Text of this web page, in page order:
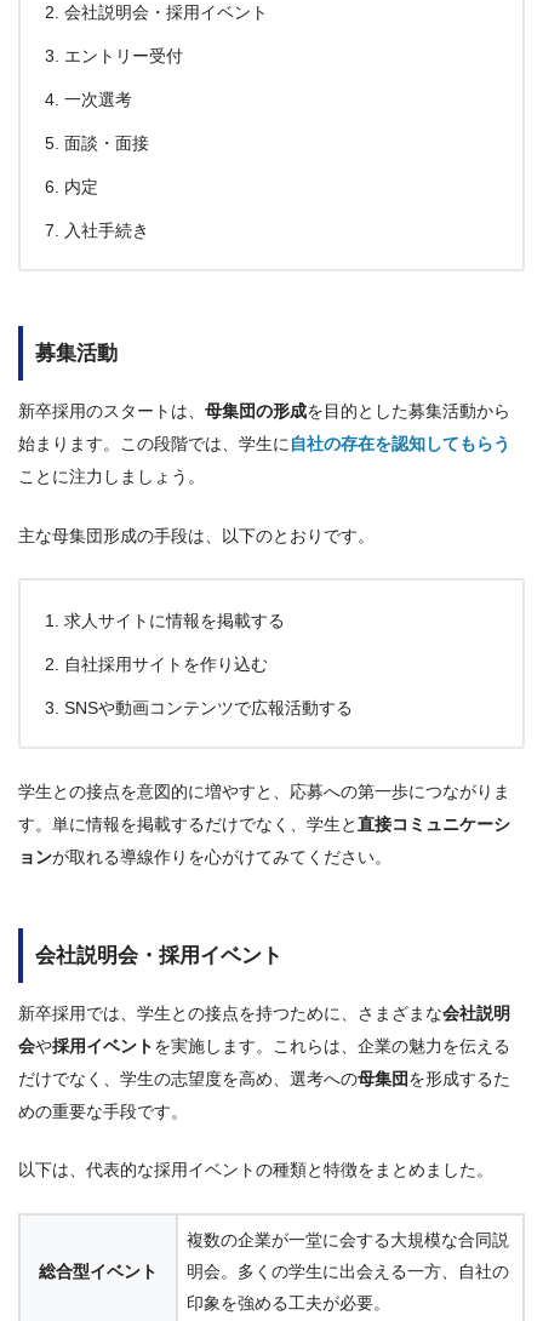
会社説明会・採用イベント
エントリー受付
一次選考
面談・面接
内定
入社手続き
募集活動
新卒採用のスタートは、 母集団の形成を目的とした募集活動から
始まります。この段階では、学生に 自社の存在を認知してもらう
ことに注力しましょう。
主な母集団形成の手段は、以下のとおりです。
求人サイトに情報を掲載する
自社採用サイトを作り込む
SNSや動画コンテンツで広報活動する
学生との接点を意図的に増やすと、応募への第一歩につながりま
す。単に情報を掲載するだけでなく、学生と直接コミュニケーシ
ョンが取れる導線作りを心がけてみてください。
会社説明会・採用イベント
新卒採用では、学生との接点を持つために、さまざまな会社説明
会や採用イベントを実施します。これらは、企業の魅力を伝える
だけでなく、学生の志望度を高め、選考への母集団を形成するた
めの重要な手段です。
以下は、代表的な採用イベントの種類と特徴をまとめました。
総合型イベント
複数の企業が一堂に会する大規模な合同説
明会。多くの学生に出会える一方、自社の
印象を強める工夫が必要。